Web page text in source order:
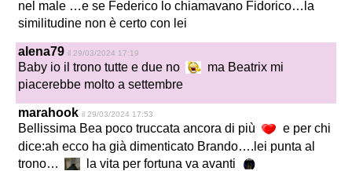
nel male …e se Federico lo chiamavano Fidorico…la
similitudine non è certo con lei
alena79 il 29/03/2024 17:19
Baby io il trono tutte e due no
ma Beatrix mi
piacerebbe molto a settembre
marahook il 29/03/2024 17:53
Bellissima Bea poco truccata ancora di più
e per chi
dice:ah ecco ha già dimenticato Brando….lei punta al
trono…
la vita per fortuna va avanti